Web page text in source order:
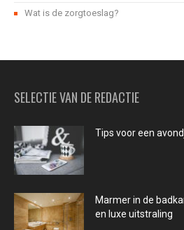
Wat is de zorgtoeslag?
SELECTIE VAN DE REDACTIE
Tips voor een
Marmer in de
en luxe uitstraling